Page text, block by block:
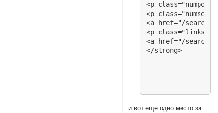
<p
<p
<a href="/
<p
<a href="/
и вот еще одно место за